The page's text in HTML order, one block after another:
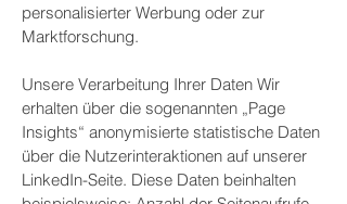
personalisierter Werbung oder zur
Marktforschung.
Unsere Verarbeitung Ihrer Daten Wir
erhalten über die sogenannten „Page
Insights“ anonymisierte statistische Daten
über die Nutzerinteraktionen auf unserer
LinkedIn-Seite. Diese Daten beinhalten